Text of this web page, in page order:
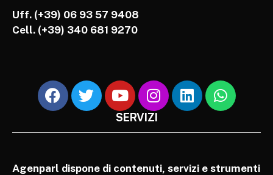
Uff. (+39) 06 93 57 9408
Cell. (+39) 340 681 9270
SERVIZI
Agenparl dispone di contenuti, servizi e strumenti